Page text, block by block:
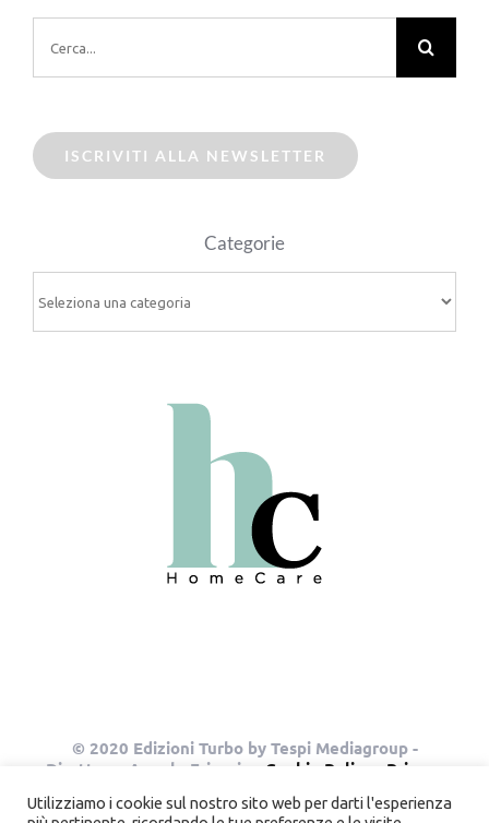
per:
ISCRIVITI ALLA NEWSLETTER
Categorie
© 2020 Edizioni Turbo by Tespi Mediagroup -
Direttore: Angelo Frigerio - Cookie Policy
Privacy
Utilizziamo i cookie sul nostro sito web per darti l'esperienza